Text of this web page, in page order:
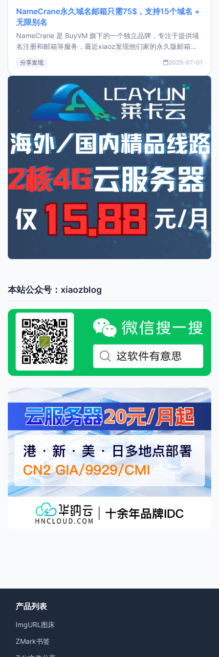
NameCrane永久域名邮箱只需75$，支持15个域名 +
无限别名
NameCrane 是 BuyVM 旗下的一个独立品牌，专注于提供域
名注册和邮箱等服务，最近xiaoz发现他们家的永久版邮箱服
又实惠的域名邮箱，不妨尝试一下 NameCrane。注册
NameCraneNameCrane不支持直接注册，必须要购买
分享发现 2025-07-01
本站公众号：xiaozblog
产品列表
ImgURL图床
ZMark书签